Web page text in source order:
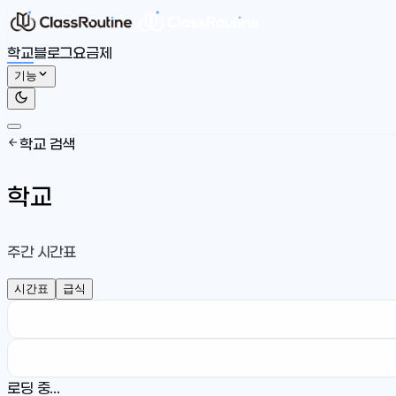
학교블로그요금제
기능
학교 검색
학교
주간 시간표
시간표 급식
로딩 중...